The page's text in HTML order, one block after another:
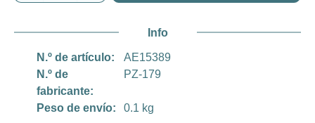
Info
N.º de artículo:
AE15389
N.º de
fabricante:
PZ-179
Peso de envío: 0.1 kg